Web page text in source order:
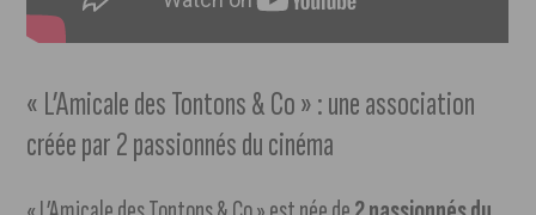
« L’Amicale des Tontons & Co » : une association
créée par 2 passionnés du cinéma